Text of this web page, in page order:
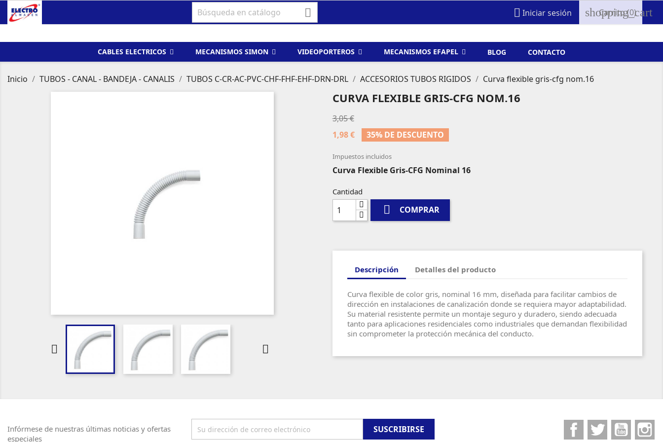
  Iniciar sesión shopping_cart
Carrito(0)
CABLES ELECTRICOS MECANISMOS SIMON VIDEOPORTEROS MECANISMOS EFAPEL BLOG CONTACTO
Inicio TUBOS - CANAL - BANDEJA - CANALIS TUBOS C-CR-AC-PVC-CHF-FHF-EHF-DRN-DRL ACCESORIOS TUBOS RIGIDOS Curva flexible gris-cfg nom.16
 
CURVA FLEXIBLE GRIS-CFG NOM.16
3,05 €
1,98 €
35% DE DESCUENTO
Impuestos incluidos
Curva Flexible Gris-CFG Nominal 16
Cantidad
 COMPRAR
Descripción Detalles del producto
Curva flexible de color gris, nominal 16 mm, diseñada para facilitar cambios de
dirección en instalaciones de canalización donde se requiera mayor adaptabilidad.
Su material resistente permite un montaje seguro y duradero, siendo adecuada
tanto para aplicaciones residenciales como industriales que demandan flexibilidad
sin comprometer la protección mecánica del conducto.
Infórmese de nuestras últimas noticias y ofertas
especiales
FacebookTwitter YouTube